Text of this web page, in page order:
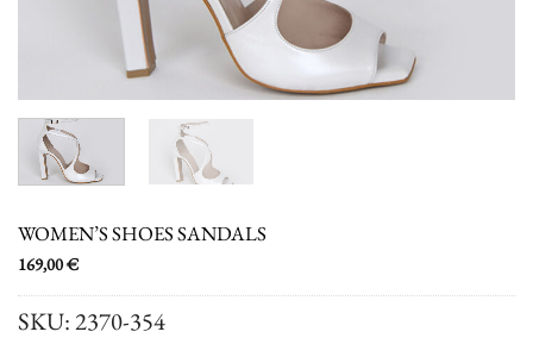
WOMEN’S SHOES SANDALS
169,00€
SKU:2370-354